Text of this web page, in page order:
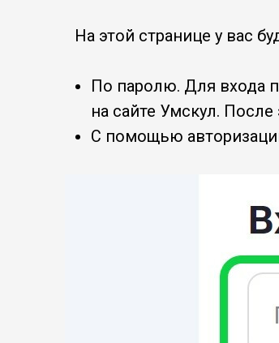
На этой странице у вас
По паролю. Для входа
на сайте Умскул.
С помощью